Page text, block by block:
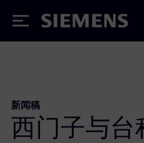
Siemens
新闻稿
西门子与台